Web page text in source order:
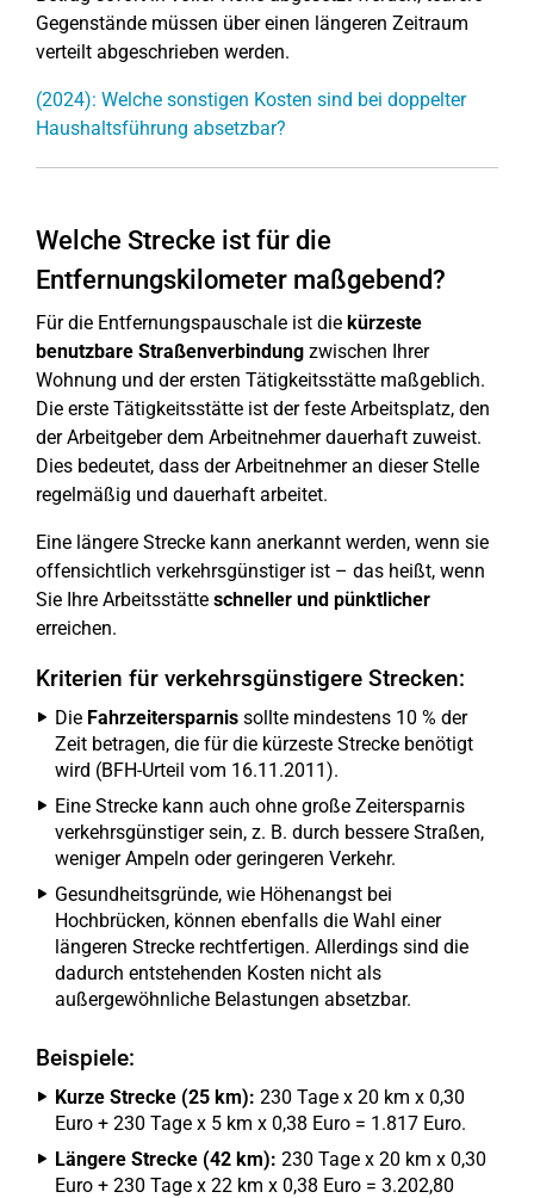
Gegenstände müssen über einen längeren Zeitraum
verteilt abgeschrieben werden.
(2024): Welche sonstigen Kosten sind bei doppelter
Haushaltsführung absetzbar?
Welche Strecke ist für die
Entfernungskilometer maßgebend?
Für die Entfernungspauschale ist die kürzeste
benutzbare Straßenverbindung zwischen Ihrer
Wohnung und der ersten Tätigkeitsstätte maßgeblich.
Die erste Tätigkeitsstätte ist der feste Arbeitsplatz, den
der Arbeitgeber dem Arbeitnehmer dauerhaft zuweist.
Dies bedeutet, dass der Arbeitnehmer an dieser Stelle
regelmäßig und dauerhaft arbeitet.
Eine längere Strecke kann anerkannt werden, wenn sie
offensichtlich verkehrsgünstiger ist – das heißt, wenn
Sie Ihre Arbeitsstätte schneller und pünktlicher
erreichen.
Kriterien für verkehrsgünstigere Strecken:
Die Fahrzeitersparnis sollte mindestens 10 % der
Zeit betragen, die für die kürzeste Strecke benötigt
wird (BFH-Urteil vom 16.11.2011).
Eine Strecke kann auch ohne große Zeitersparnis
verkehrsgünstiger sein, z. B. durch bessere Straßen,
weniger Ampeln oder geringeren Verkehr.
Gesundheitsgründe, wie Höhenangst bei
Hochbrücken, können ebenfalls die Wahl einer
längeren Strecke rechtfertigen. Allerdings sind die
dadurch entstehenden Kosten nicht als
außergewöhnliche Belastungen absetzbar.
Beispiele:
Kurze Strecke (25 km): 230 Tage x 20 km x 0,30
Euro + 230 Tage x 5 km x 0,38 Euro = 1.817 Euro.
Längere Strecke (42 km): 230 Tage x 20 km x 0,30
Euro + 230 Tage x 22 km x 0,38 Euro = 3.202,80